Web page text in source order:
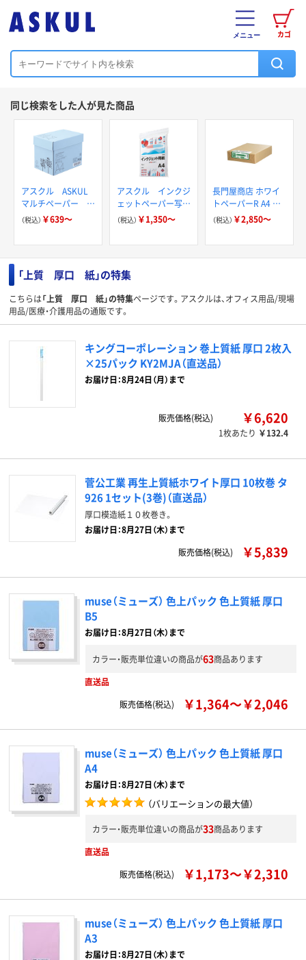
カゴ
メニュー
同じ検索をした人が見た商品
アスクル ASKUL
マルチペーパー ス
ーパーホワイト
（税込） ￥639～
アスクル インクジ
ェットペーパー写真
用マット紙 両面タ
（税込） ￥1,350～
長門屋商店 ホワイ
トペーパーR A4 ナ-
RT
（税込） ￥2,850～
「上質 厚口 紙」の特集
こちらは「上質 厚口 紙」の特集ページです。アスクルは、オフィス用品/現場
用品/医療・介護用品の通販です。
キングコーポレーション 巻上質紙 厚口 2枚入
×25パック KY2MJA（直送品）
お届け日：8月24日（月）まで
販売価格(税込) ￥6,620
1枚あたり ￥132.4
菅公工業 再生上質紙ホワイト厚口 10枚巻 タ
926 1セット(3巻)（直送品）
厚口模造紙１０枚巻き。
お届け日：8月27日（木）まで
販売価格(税込)
￥5,839
muse（ミューズ） 色上パック 色上質紙 厚口
B5
お届け日：8月27日（木）まで
カラー・販売単位違いの商品が63商品あります
直送品
販売価格(税込)
￥1,364～￥2,046
muse（ミューズ） 色上パック 色上質紙 厚口
A4
お届け日：8月27日（木）まで
（バリエーションの最大値）
カラー・販売単位違いの商品が33商品あります
直送品
販売価格(税込)
￥1,173～￥2,310
muse（ミューズ） 色上パック 色上質紙 厚口
A3
お届け日：8月27日（木）まで